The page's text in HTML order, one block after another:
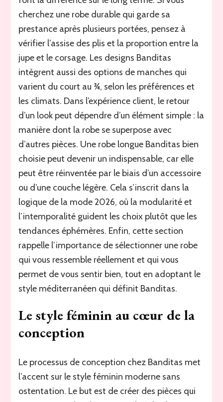
cherchez une robe durable qui garde sa
prestance après plusieurs portées, pensez à
vérifier l’assise des plis et la proportion entre la
jupe et le corsage. Les designs Banditas
intègrent aussi des options de manches qui
varient du court au ¾, selon les préférences et
les climats. Dans l’expérience client, le retour
d’un look peut dépendre d’un élément simple : la
manière dont la robe se superpose avec
d’autres pièces. Une robe longue Banditas bien
choisie peut devenir un indispensable, car elle
peut être réinventée par le biais d’un accessoire
ou d’une couche légère. Cela s’inscrit dans la
logique de la mode 2026, où la modularité et
l’intemporalité guident les choix plutôt que les
tendances éphémères. Enfin, cette section
rappelle l’importance de sélectionner une robe
qui vous ressemble réellement et qui vous
permet de vous sentir bien, tout en adoptant le
style méditerranéen qui définit Banditas.
Le style féminin au cœur de la
conception
Le processus de conception chez Banditas met
l’accent sur le style féminin moderne sans
ostentation. Le but est de créer des pièces qui